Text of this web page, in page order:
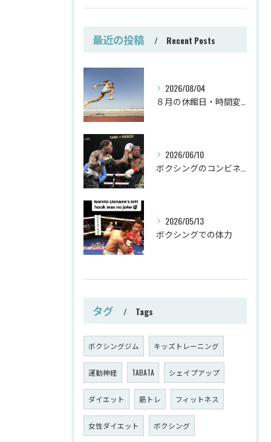
最近の投稿 Recent Posts
2026/08/04
2026/06/10
2026/05/13
ボクシングでの体力
タグ Tags
ボクシングジム キッズトレーニング
運動神経 TABATA シェイプアップ
ダイエット 筋トレ フィットネス
女性ダイエット ボクシング